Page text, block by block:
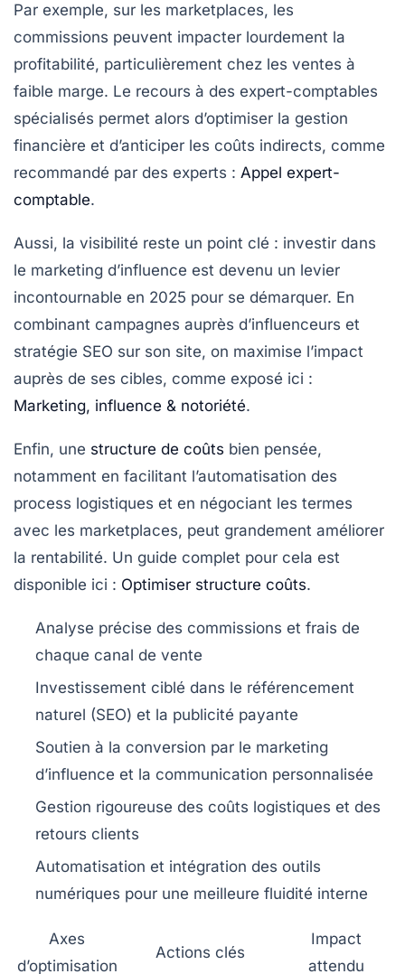
Par exemple, sur les marketplaces, les
commissions peuvent impacter lourdement la
profitabilité, particulièrement chez les ventes à
faible marge. Le recours à des expert-comptables
spécialisés permet alors d’optimiser la gestion
financière et d’anticiper les coûts indirects, comme
recommandé par des experts : Appel expert-
comptable.
Aussi, la visibilité reste un point clé : investir dans
le marketing d’influence est devenu un levier
incontournable en 2025 pour se démarquer. En
combinant campagnes auprès d’influenceurs et
stratégie SEO sur son site, on maximise l’impact
auprès de ses cibles, comme exposé ici :
Marketing, influence & notoriété.
Enfin, une structure de coûts bien pensée,
notamment en facilitant l’automatisation des
process logistiques et en négociant les termes
avec les marketplaces, peut grandement améliorer
la rentabilité. Un guide complet pour cela est
disponible ici : Optimiser structure coûts.
Analyse précise des commissions et frais de
chaque canal de vente
Investissement ciblé dans le référencement
naturel (SEO) et la publicité payante
Soutien à la conversion par le marketing
d’influence et la communication personnalisée
Gestion rigoureuse des coûts logistiques et des
retours clients
Automatisation et intégration des outils
numériques pour une meilleure fluidité interne
Axes
d’optimisation
Actions clés
Impact
attendu